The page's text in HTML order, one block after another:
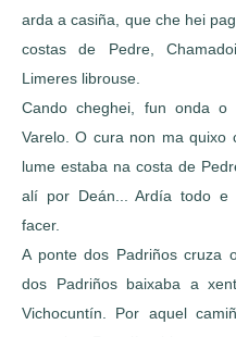
arda a casiña, que che hei
costas de Pedre,
Limeres librouse.
Cando cheghei, fun onda
Varelo. O cura non ma quixo
lume estaba na costa de
alí por Deán... Ardía todo e
facer.
A ponte dos Padriños cruza
dos Padriños baixaba a
Vichocuntín. Por aquel